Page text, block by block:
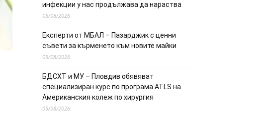
инфекции у нас продължава да нараства
05/08/2026
Експерти от МБАЛ – Пазарджик с ценни
съвети за кърменето към новите майки
05/08/2026
БДСХТ и МУ – Пловдив обявяват
специализиран курс по програма ATLS на
Американския колеж по хирургия
05/08/2026